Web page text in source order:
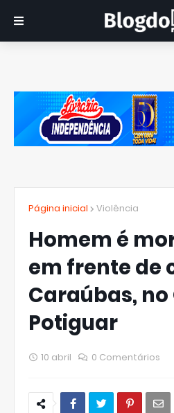
Página inicial Violência
Homem é
em frente de
Caraúbas, no
Potiguar
10 abril 0 Comentários